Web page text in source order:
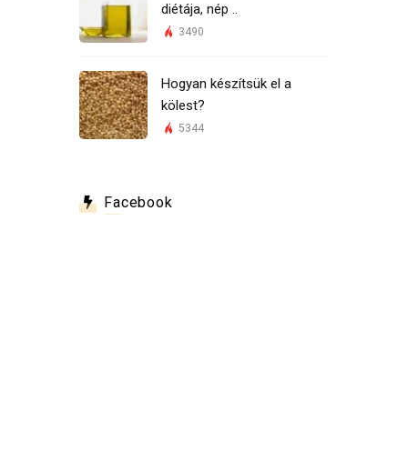
diétája, nép ..
3490
Hogyan készítsük el a
kölest?
5344
Facebook